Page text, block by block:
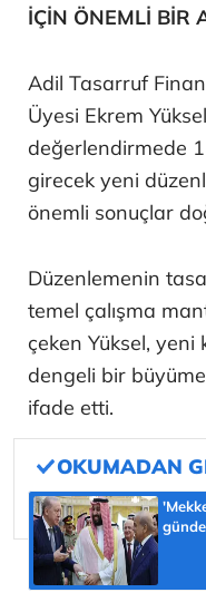
İÇİN ÖNEMLİ BİR
Adil Tasarruf
Üyesi Ekrem
değerlendirmede
girecek yeni
önemli sonuçlar
Düzenlemenin
temel çalışma
çeken Yüksel, yeni
dengeli bir
ifade etti.